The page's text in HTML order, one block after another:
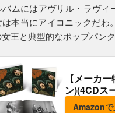
バムにはアヴリル・ラヴ
は本当にアイコニックだ
王と典型的なポップパン
【メーカ
ン)(4CDス
典:B2ポス
Amazonで